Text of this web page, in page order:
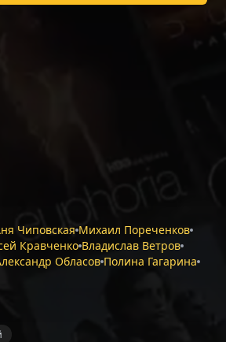
Чиповская Михаил Пореченков
Кравченко Владислав Ветров
Обласов Полина Гагарина